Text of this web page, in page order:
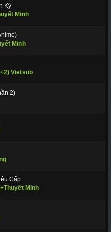
Kỳ
Minh
Minh
Vietsub
2)
Cấp
Minh